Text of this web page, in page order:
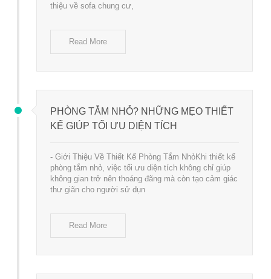
thiệu về sofa chung cư,
Read More
PHÒNG TẮM NHỎ? NHỮNG MẸO THIẾT
KẾ GIÚP TỐI ƯU DIỆN TÍCH
- Giới Thiệu Về Thiết Kế Phòng Tắm NhỏKhi thiết kế
phòng tắm nhỏ, việc tối ưu diện tích không chỉ giúp
không gian trở nên thoáng đãng mà còn tạo cảm giác
thư giãn cho người sử dụn
Read More